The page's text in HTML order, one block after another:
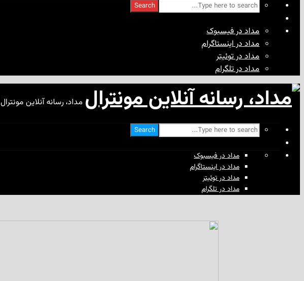
Search
مداد در فیسبوک
مداد در اینستاگرام
مداد در توئیتر
مداد در تلگرام
مداد، رسانه آنلاین مونترال
Search
مداد در فیسبوک
مداد در اینستاگرام
مداد در توئیتر
مداد در تلگرام